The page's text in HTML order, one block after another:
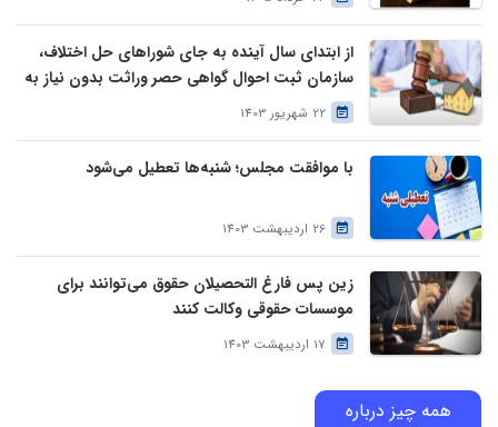
از ابتدای سال آینده به جای شوراهای حل اختلاف،
سازمان ثبت احوال گواهی حصر وراثت بدون نیاز به
درخواست وراث صادر خواهد کرد
22 شهریور 1403
با موافقت مجلس؛ شنبه‌ها تعطیل می‌شود
26 اردیبهشت 1403
زین پس فارغ التحصیلان حقوق می‌توانند برای
موسسات حقوقی وکالت کنند
17 اردیبهشت 1403
همه چیز درباره